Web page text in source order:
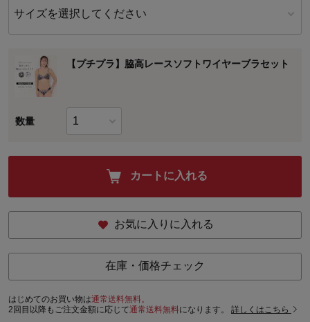
サイズを選択してください
【プチプラ】脇高レースソフトワイヤーブラセット
数量
カートに入れる
お気に入りに入れる
在庫・価格チェック
はじめてのお買い物は通常送料無料。
2回目以降もご注文金額に応じて通常送料無料になります。 詳しくはこちら